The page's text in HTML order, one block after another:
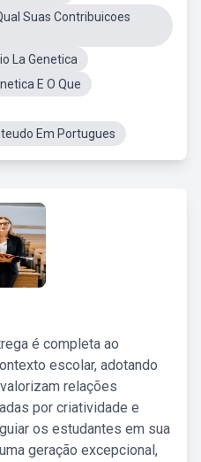
Suas Contribuicoes
La Genetica
E O Que
Em Portugues
é completa ao
escolar, adotando
relações
por criatividade e
os estudantes em sua
geração excepcional,